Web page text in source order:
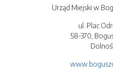
Urząd Miejski w
ul. Plac
58-370,